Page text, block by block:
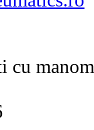
cu